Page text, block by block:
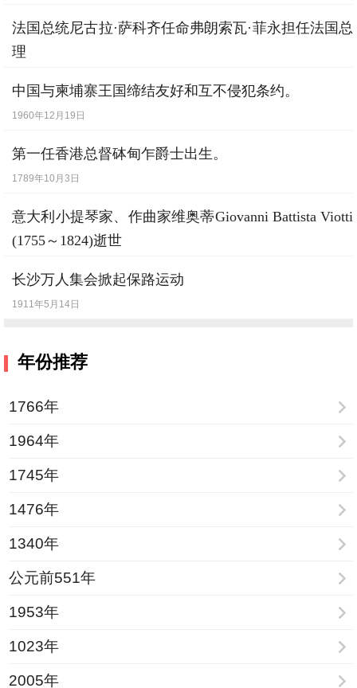
法国总统尼古拉·萨科齐任命弗朗索瓦·菲永担任法国总
理
中国与柬埔寨王国缔结友好和互不侵犯条约。
1960年12月19日
第一任香港总督砵甸乍爵士出生。
1789年10月3日
意大利小提琴家、作曲家维奥蒂Giovanni Battista Viotti
(1755～1824)逝世
长沙万人集会掀起保路运动
1911年5月14日
年份推荐
1766年
1964年
1745年
1476年
1340年
公元前551年
1953年
1023年
2005年